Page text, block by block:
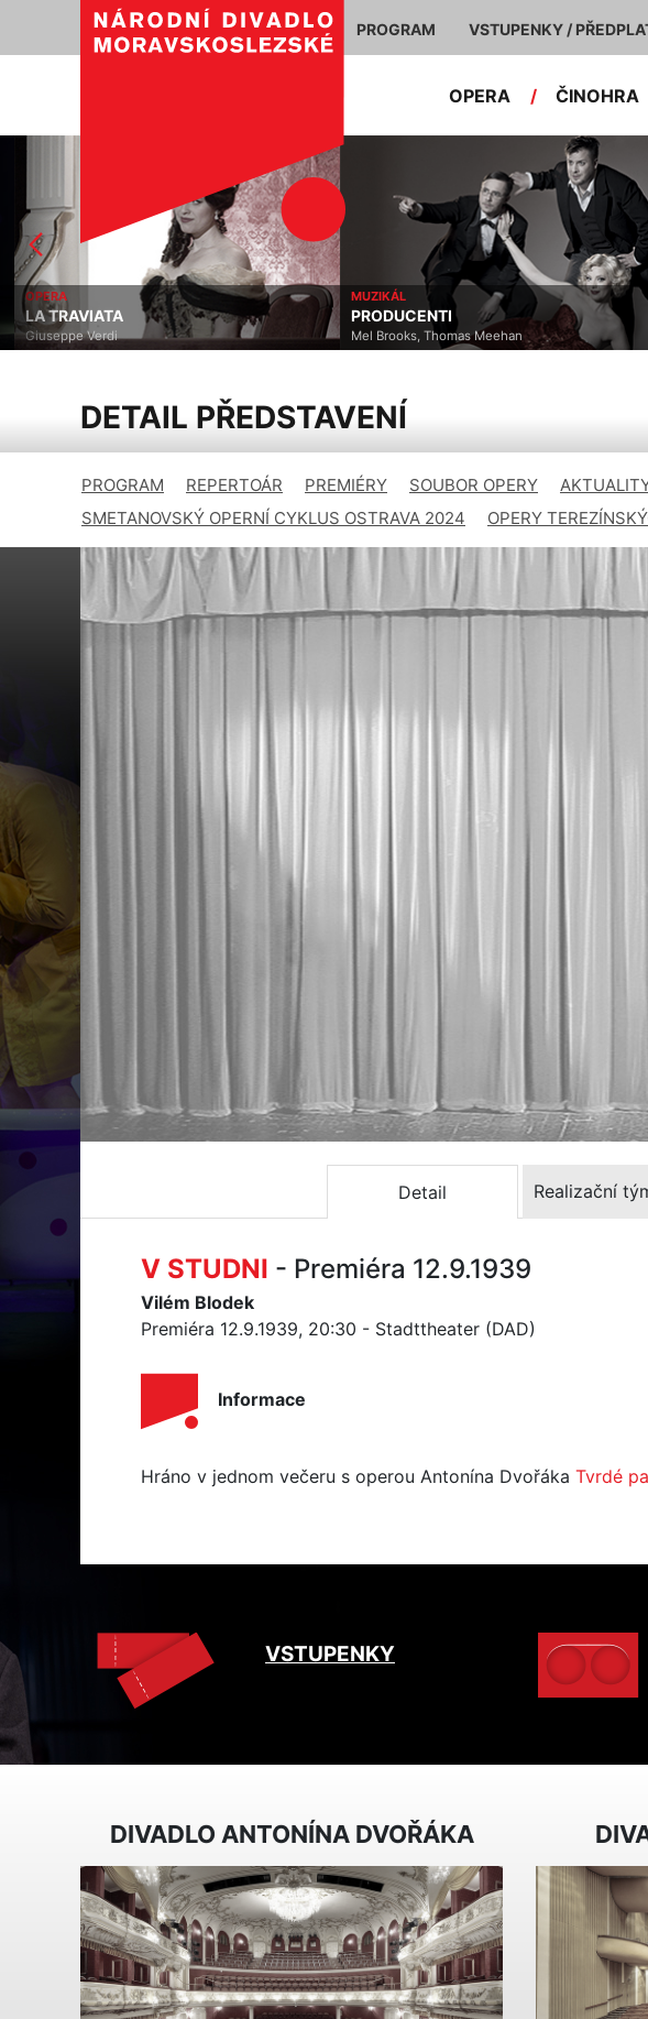
PROGRAM VSTUPENKY /
OPERA / ČINOHRA
OPERA
LA TRAVIATA
Giuseppe Verdi
MUZIKÁL
PRODUCENTI
Mel Brooks, Thomas Meehan
DETAIL PŘEDSTAVENÍ
PROGRAM REPERTOÁR PREMIÉRY SOUBOR OPERY
SMETANOVSKÝ OPERNÍ CYKLUS OSTRAVA 2024
OPERY
Detail Realizační
V STUDNI - Premiéra 12.9.1939
Vilém Blodek
Premiéra 12.9.1939, 20:30 - Stadttheater (DAD)
Informace
Hráno v jednom večeru s operou Antonína Dvořáka Tvrdé
VSTUPENKY
DIVADLO ANTONÍNA DVOŘÁKA